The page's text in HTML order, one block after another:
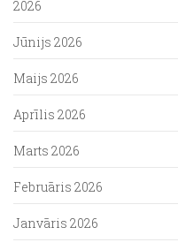
2026
Jūnijs 2026
Maijs 2026
Aprīlis 2026
Marts 2026
Februāris 2026
Janvāris 2026